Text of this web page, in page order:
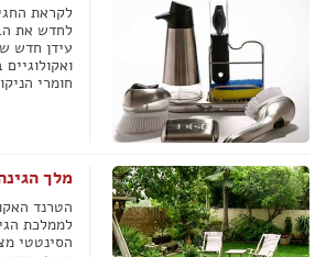
לקראת
לחדש את
עידן חדש
חומרי
מלך
הטרנד
לממלכת
הסינטטי